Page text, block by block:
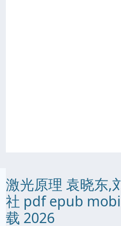
激光原理 袁晓东,
社 pdf epub
载 2026